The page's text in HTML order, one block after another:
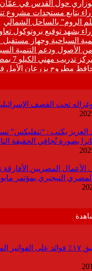
تحت القصف
يكتب : “نتفليكس”
بصورة تُجافي الحقيقة
المصريين الأفارقة
النيجيري بمؤتمر
الكهرباء تطبق ١٧٪ فوائد على